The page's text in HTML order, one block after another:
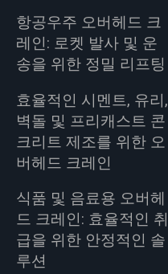
항공우주 오버헤드 크
레인: 로켓 발사 및 운
송을 위한 정밀 리프팅
효율적인 시멘트, 유리,
벽돌 및 프리캐스트 콘
크리트 제조를 위한 오
버헤드 크레인
식품 및 음료용 오버헤
드 크레인: 효율적인 취
급을 위한 안정적인 솔
루션